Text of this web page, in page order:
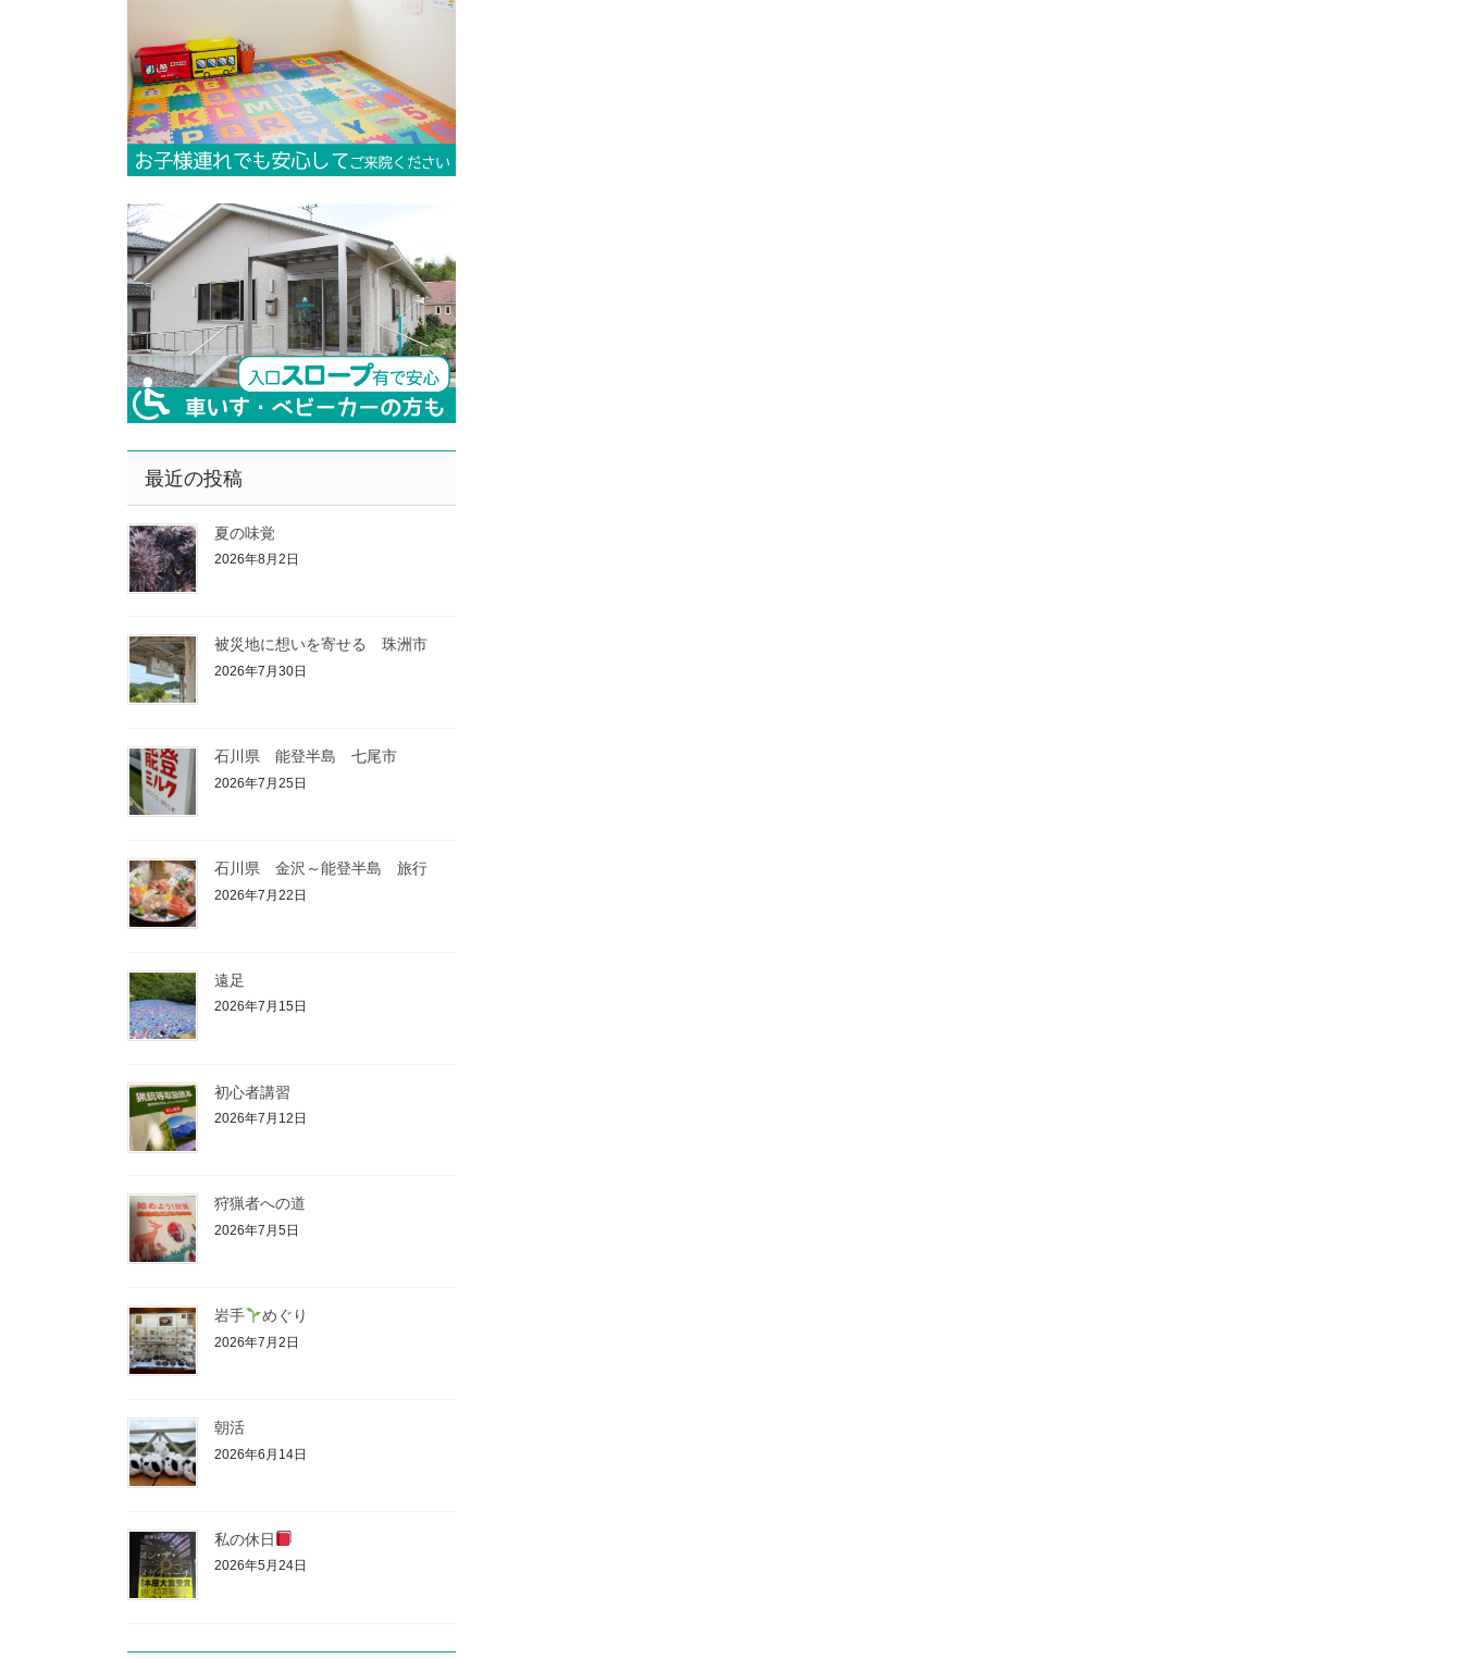
最近の投稿
夏の味覚
2026年8月2日
被災地に想いを寄せる 珠洲市
2026年7月30日
石川県 能登半島 七尾市
2026年7月25日
石川県 金沢～能登半島 旅行
2026年7月22日
遠足
2026年7月15日
初心者講習
2026年7月12日
狩猟者への道
2026年7月5日
岩手 めぐり
2026年7月2日
朝活
2026年6月14日
私の休日
2026年5月24日